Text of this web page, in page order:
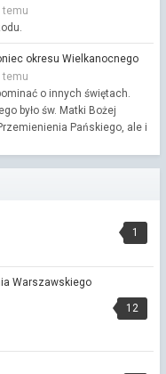
temu
okresu Wielkanocnego
temu
o innych świętach.
było św. Matki Bożej
Pańskiego, ale i
jednostki w dążeniu do jej
określasz.
zapisane było
grupa społeczna
zarządzającą,
w dwu kierunkach
Ale to nie na temat.
1
12
Warszawskiego